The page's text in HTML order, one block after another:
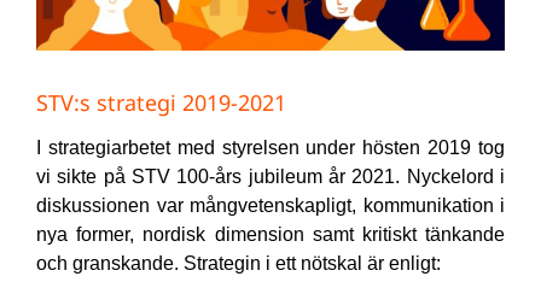
STV:s strategi 2019-2021
I strategiarbetet med styrelsen under hösten 2019 tog
vi sikte på STV 100-års jubileum år 2021. Nyckelord i
diskussionen var mångvetenskapligt, kommunikation i
nya former, nordisk dimension samt kritiskt tänkande
och granskande. Strategin i ett nötskal är enligt: